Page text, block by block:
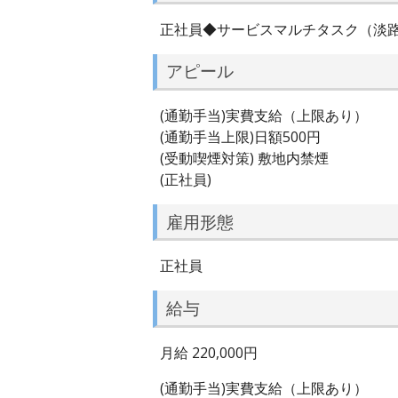
正社員◆サービスマルチタスク（淡路
アピール
(通勤手当)実費支給（上限あり）
(通勤手当上限)日額500円
(受動喫煙対策) 敷地内禁煙
(正社員)
雇用形態
正社員
給与
月給 220,000円
(通勤手当)実費支給（上限あり）